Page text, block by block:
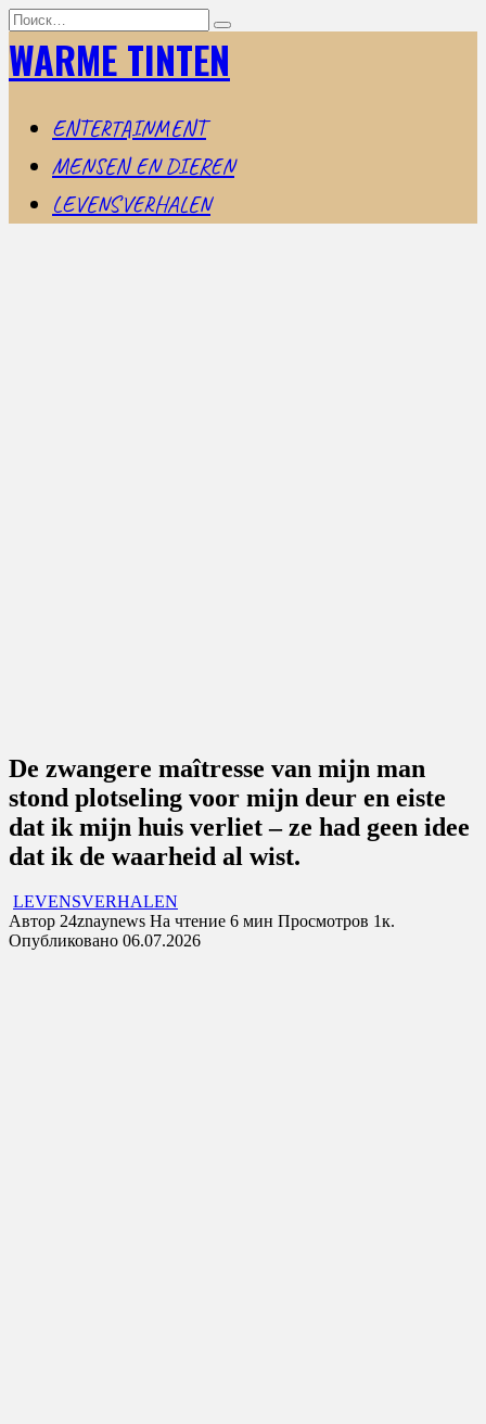
Перейти
к
содержанию
Search
for:
WARME TINTEN
ENTERTAINMENT
MENSEN EN DIEREN
LEVENSVERHALEN
De zwangere maîtresse van mijn man
stond plotseling voor mijn deur en eiste
dat ik mijn huis verliet – ze had geen idee
dat ik de waarheid al wist.
LEVENSVERHALEN
Автор 24znaynews На чтение 6 мин Просмотров 1к.
Опубликовано 06.07.2026